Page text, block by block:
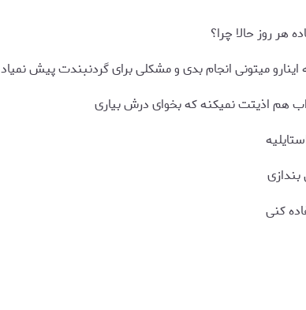
هر روز حالا چرا؟
میتونی انجام بدی و مشکلی برای گردنبندت پیش نمیاد
هم اذیتت نمیکنه که بخوای درش بیاری